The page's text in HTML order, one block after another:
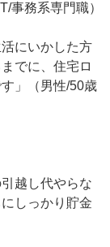
事務系専門職）
にいかした方
でに、住宅ロ
」（男性/50歳
越し代やらな
しっかり貯金